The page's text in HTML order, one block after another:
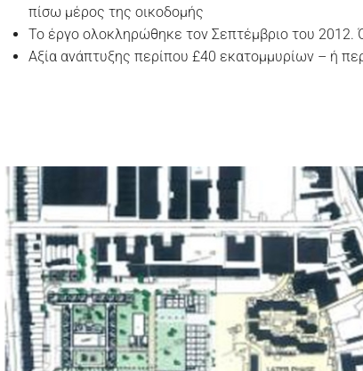
πίσω μέρος της οικοδομής
Το έργο ολοκληρώθηκε τον Σεπτέμβριο του 2012.
Αξία ανάπτυξης περίπου £40 εκατομμυρίων – ή